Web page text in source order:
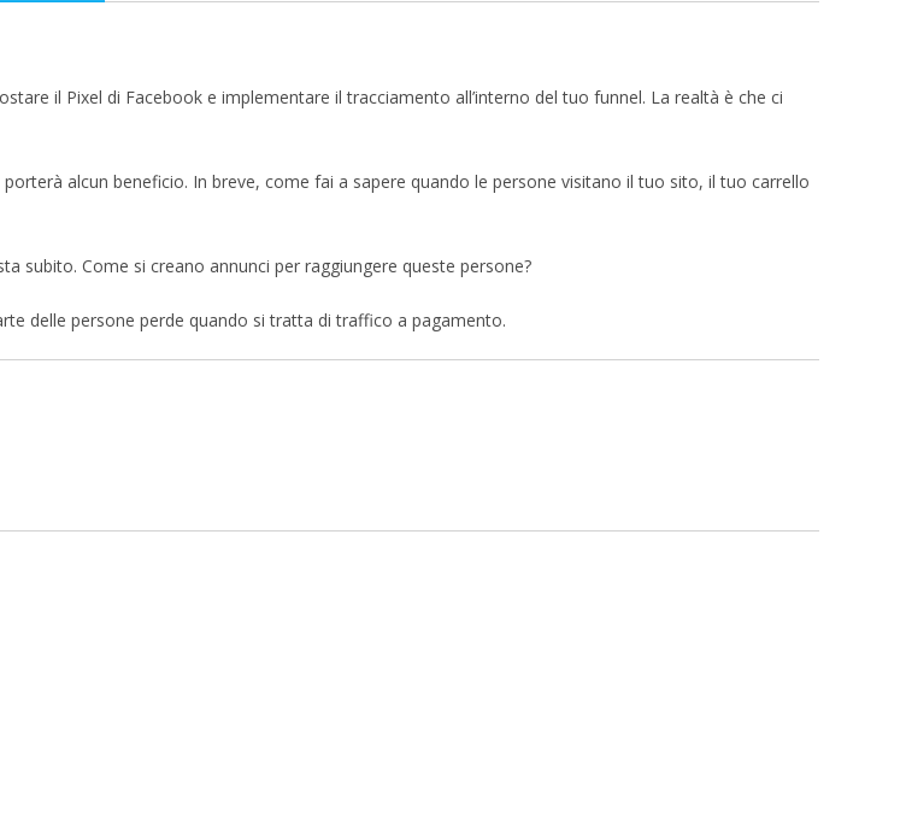
il Pixel di Facebook e implementare il tracciamento all’interno del tuo funnel. La realtà è che ci
alcun beneficio. In breve, come fai a sapere quando le persone visitano il tuo sito, il tuo carrello
subito. Come si creano annunci per raggiungere queste persone?
delle persone perde quando si tratta di traffico a pagamento.